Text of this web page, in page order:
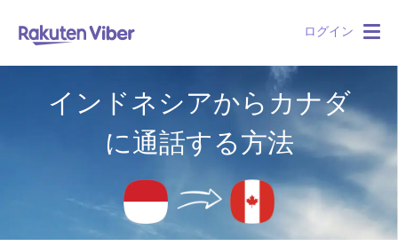
ログイン
インドネシアからカナダ
に通話する方法